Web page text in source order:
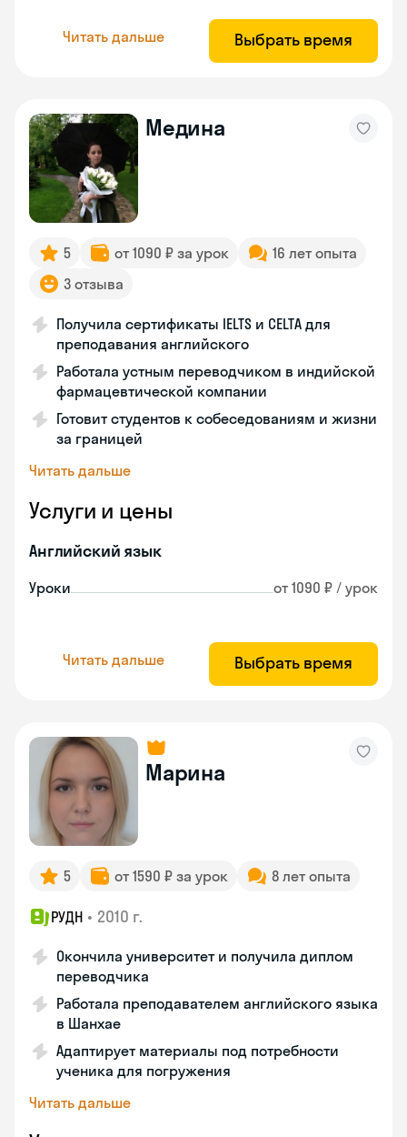
Читать дальше Выбрать время
Медина
5 от 1090 ₽ за урок
16 лет опыта
3 отзыва
Получила сертификаты IELTS и CELTA для
преподавания английского
Работала устным переводчиком в индийской
фармацевтической компании
Готовит студентов к собеседованиям и жизни
за границей
Читать дальше
Услуги и цены
Английский язык
Уроки от 1090 ₽ / урок
Читать дальше Выбрать время
Марина
5 от 1590 ₽ за урок 8 лет опыта
РУДН • 2010 г.
Окончила университет и получила диплом
переводчика
Работала преподавателем английского языка
в Шанхае
Адаптирует материалы под потребности
ученика для погружения
Читать дальше